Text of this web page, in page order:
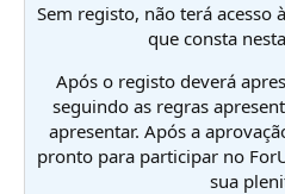
Sem registo, não terá acesso
que consta
Após o registo deverá
seguindo as regras
apresentar. Após a
pronto para participar no
sua